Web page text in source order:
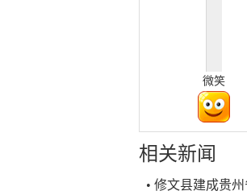
微笑
相关新闻
• 修文县建成贵